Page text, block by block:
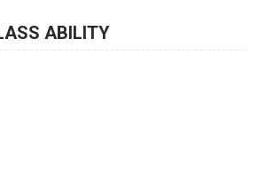
ABILITY